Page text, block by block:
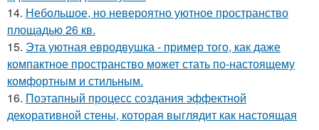
14. Небольшое, но невероятно уютное пространство
площадью 26 кв.
15. Эта уютная евродвушка - пример того, как даже
компактное пространство может стать по-настоящему
комфортным и стильным.
16. Поэтапный процесс создания эффектной
декоративной стены, которая выглядит как настоящая